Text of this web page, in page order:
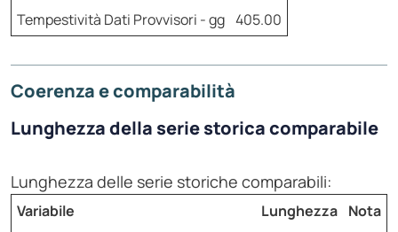
Tempestività Dati Provvisori - gg 405.00
Coerenza e comparabilità
Lunghezza della serie storica comparabile
Lunghezza delle serie storiche comparabili:
Variabile Lunghezza Nota